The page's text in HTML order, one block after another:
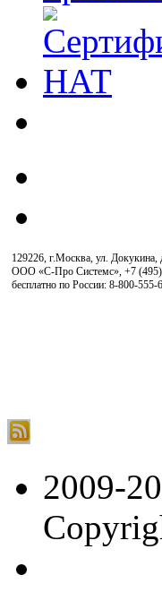
129226, г.Москва, ул. Докукина,
ООО «С-Про Системс», +7
бесплатно по России: 8-800-555-
2009-